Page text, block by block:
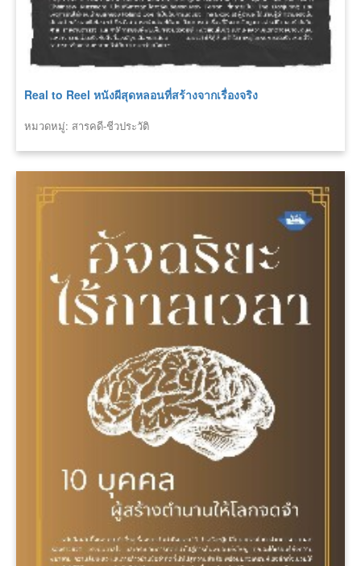
Real to Reel หนังผีสุดหลอนที่สร้างจากเรื่องจริง
หมวดหมู่: สารคดี-ชีวประวัติ